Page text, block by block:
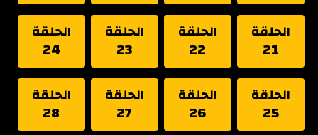
الحلقة
21
الحلقة
22
الحلقة
23
الحلقة
24
الحلقة
25
الحلقة
26
الحلقة
27
الحلقة
28